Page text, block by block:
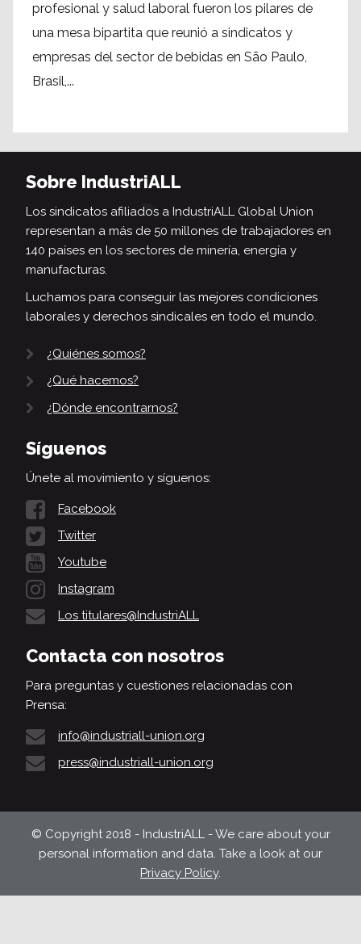
profesional y salud laboral fueron los pilares de
una mesa bipartita que reunió a sindicatos y
empresas del sector de bebidas en São Paulo,
Brasil,...
Sobre IndustriALL
Los sindicatos afiliados a IndustriALL Global Union
representan a más de 50 millones de trabajadores en
140 países en los sectores de minería, energía y
manufacturas.
Luchamos para conseguir las mejores condiciones
laborales y derechos sindicales en todo el mundo.
¿Quiénes somos?
¿Qué hacemos?
¿Dónde encontrarnos?
Síguenos
Únete al movimiento y síguenos:
Facebook
Twitter
Youtube
Instagram
Los titulares@IndustriALL
Contacta con nosotros
Para preguntas y cuestiones relacionadas con
Prensa:
info@industriall-union.org
press@industriall-union.org
© Copyright 2018 - IndustriALL - We care about your
personal information and data. Take a look at our
Privacy Policy.